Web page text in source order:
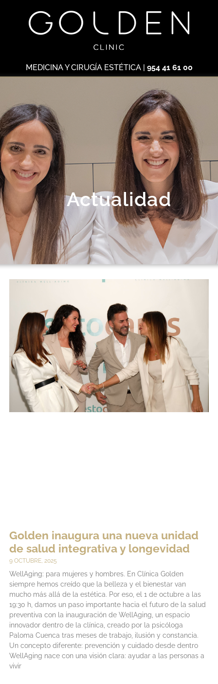
MEDICINA Y CIRUGÍA ESTÉTICA| 954 41 61 00
Actualidad
Golden inaugura una nueva unidad
de salud integrativa y longevidad
9 OCTUBRE, 2025
WellAging: para mujeres y hombres. En Clínica Golden
siempre hemos creído que la belleza y el bienestar van
mucho más allá de la estética. Por eso, el 1 de octubre a las
19:30 h, damos un paso importante hacia el futuro de la salud
preventiva con la inauguración de WellAging, un espacio
innovador dentro de la clínica, creado por la psicóloga
Paloma Cuenca tras meses de trabajo, ilusión y constancia.
Un concepto diferente: prevención y cuidado desde dentro
WellAging nace con una visión clara: ayudar a las personas a
vivir